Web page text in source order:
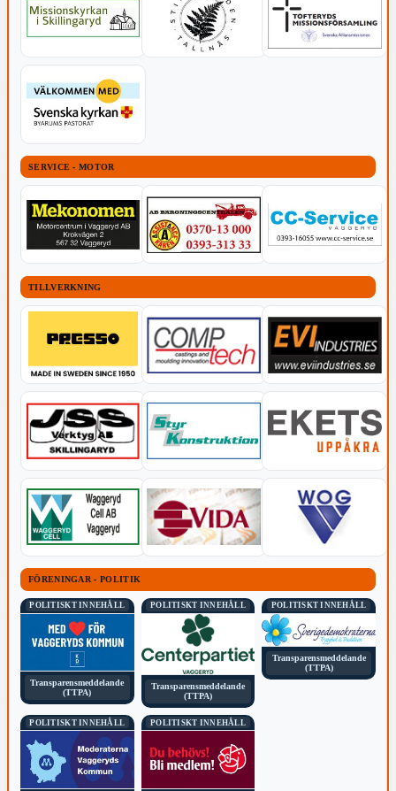
SERVICE - MOTOR
TILLVERKNING
FÖRENINGAR - POLITIK
POLITISKT INNEHÅLL
Transparensmeddelande
(TTPA)
POLITISKT INNEHÅLL
Transparensmeddelande
(TTPA)
POLITISKT INNEHÅLL
Transparensmeddelande
(TTPA)
POLITISKT INNEHÅLL POLITISKT INNEHÅLL